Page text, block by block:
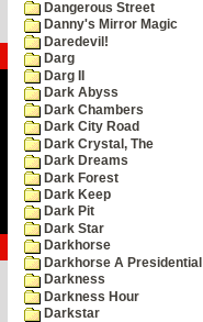
Dangerous Street
Danny's Mirror Magic
Daredevil!
Darg
Darg II
Dark Abyss
Dark Chambers
Dark City Road
Dark Crystal, The
Dark Dreams
Dark Forest
Dark Keep
Dark Pit
Dark Star
Darkhorse
Darkhorse A
Darkness
Darkness Hour
Darkstar